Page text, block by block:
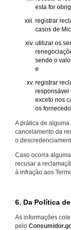
esta for
registrar
casos de
utilizar os
sendo o
e
registrar
responsável
exceto nos
os
A prática de
cancelamento da
o
Caso ocorra
recusar a
à infração aos
6. Da Política
As informações
pelo